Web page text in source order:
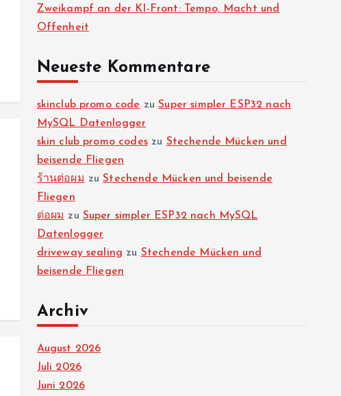
Zweikampf an der KI-Front: Tempo, Macht und
Offenheit
Neueste Kommentare
skinclub promo code zuSuper simpler ESP32 nach
MySQL Datenlogger
skin club promo codeszu Stechende Mücken und
beisende Fliegen
ร้านต่อผม zuStechende Mücken und beisende
Fliegen
ต่อผม zu Super simpler ESP32 nach MySQL
Datenlogger
driveway sealing zu Stechende Mücken und
beisende Fliegen
Archiv
August 2026
Juli 2026
Juni 2026